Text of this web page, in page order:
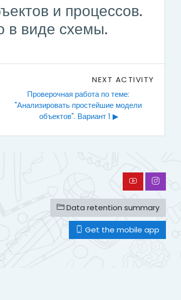
и процессов.
в виде схемы.
NEXT ACTIVITY
Проверочная работа по теме:
"Анализировать простейшие модели
объектов". Вариант 1 ▶︎
Data retention summary
Get the mobile app